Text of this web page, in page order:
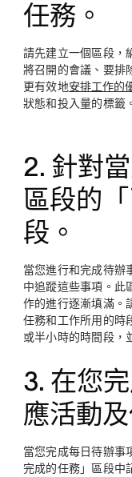
任務。
請先建立一個區段，
將召開的會議、要排
更有效地安排工作的
狀態和投入量的標籤
2. 針對
區段的
段。
當您進行和完成待辦
中追蹤這些事項。此
作的進行逐漸填滿。
任務和工作所用的時
或半小時的時間段，
3. 在您
應活動及
當您完成每日待辦事
完成的任務」區段中